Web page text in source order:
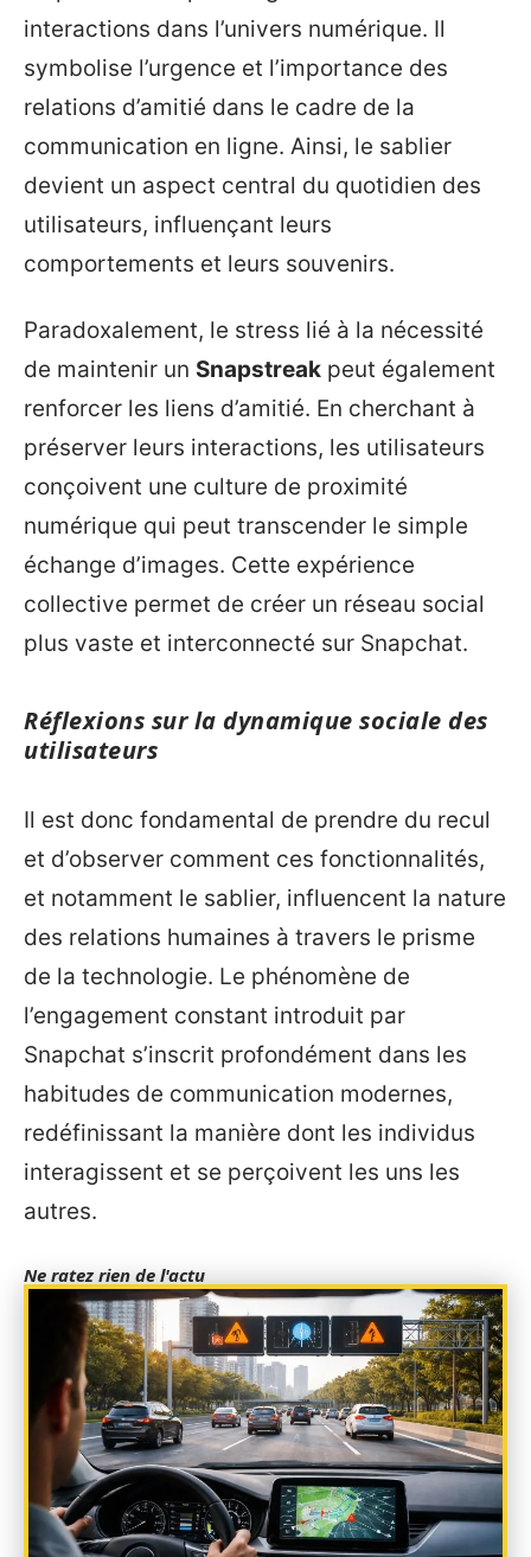
interactions dans l’univers numérique. Il
symbolise l’urgence et l’importance des
relations d’amitié dans le cadre de la
communication en ligne. Ainsi, le sablier
devient un aspect central du quotidien des
utilisateurs, influençant leurs
comportements et leurs souvenirs.
Paradoxalement, le stress lié à la nécessité
de maintenir un Snapstreak peut également
renforcer les liens d’amitié. En cherchant à
préserver leurs interactions, les utilisateurs
conçoivent une culture de proximité
numérique qui peut transcender le simple
échange d’images. Cette expérience
collective permet de créer un réseau social
plus vaste et interconnecté sur Snapchat.
Réflexions sur la dynamique sociale des
utilisateurs
Il est donc fondamental de prendre du recul
et d’observer comment ces fonctionnalités,
et notamment le sablier, influencent la nature
des relations humaines à travers le prisme
de la technologie. Le phénomène de
l’engagement constant introduit par
Snapchat s’inscrit profondément dans les
habitudes de communication modernes,
redéfinissant la manière dont les individus
interagissent et se perçoivent les uns les
autres.
Ne ratez rien de l'actu